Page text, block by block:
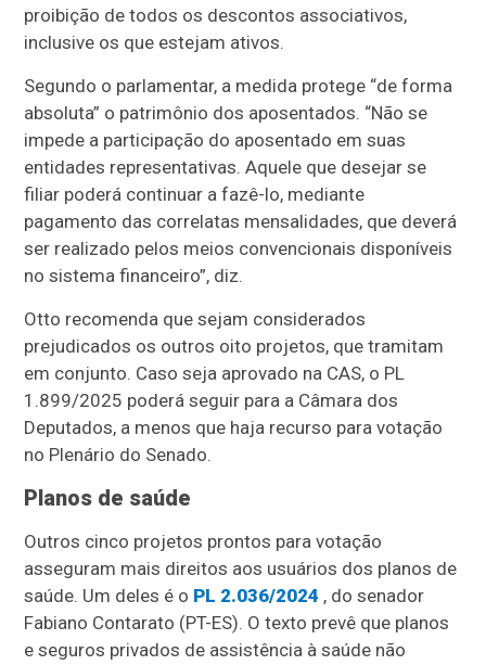
proibição de todos os descontos associativos,
inclusive os que estejam ativos.
Segundo o parlamentar, a medida protege “de forma
absoluta” o patrimônio dos aposentados. “Não se
impede a participação do aposentado em suas
entidades representativas. Aquele que desejar se
filiar poderá continuar a fazê-lo, mediante
pagamento das correlatas mensalidades, que deverá
ser realizado pelos meios convencionais disponíveis
no sistema financeiro”, diz.
Otto recomenda que sejam considerados
prejudicados os outros oito projetos, que tramitam
em conjunto. Caso seja aprovado na CAS, o PL
1.899/2025 poderá seguir para a Câmara dos
Deputados, a menos que haja recurso para votação
no Plenário do Senado.
Planos de saúde
Outros cinco projetos prontos para votação
asseguram mais direitos aos usuários dos planos de
saúde. Um deles é o PL 2.036/2024 , do senador
Fabiano Contarato (PT-ES). O texto prevê que planos
e seguros privados de assistência à saúde não